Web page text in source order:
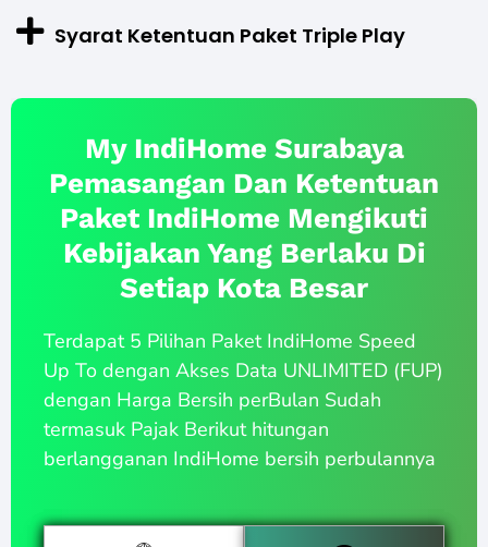
Syarat Ketentuan Paket Triple Play
My IndiHome Surabaya
Pemasangan Dan Ketentuan
Paket IndiHome Mengikuti
Kebijakan Yang Berlaku Di
Setiap Kota Besar
Terdapat 5 Pilihan Paket IndiHome Speed
Up To dengan Akses Data UNLIMITED (FUP)
dengan Harga Bersih perBulan Sudah
termasuk Pajak Berikut hitungan
berlangganan IndiHome bersih perbulannya